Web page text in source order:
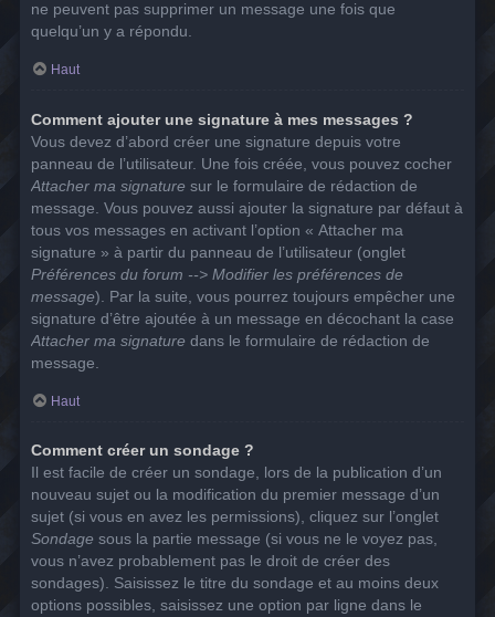
ne peuvent pas supprimer un message une fois que
quelqu’un y a répondu.
Haut
Comment ajouter une signature à mes messages ?
Vous devez d’abord créer une signature depuis votre
panneau de l’utilisateur. Une fois créée, vous pouvez cocher
Attacher ma signature sur le formulaire de rédaction de
message. Vous pouvez aussi ajouter la signature par défaut à
tous vos messages en activant l’option « Attacher ma
signature » à partir du panneau de l’utilisateur (onglet
Préférences du forum --> Modifier les préférences de
message). Par la suite, vous pourrez toujours empêcher une
signature d’être ajoutée à un message en décochant la case
Attacher ma signature dans le formulaire de rédaction de
message.
Haut
Comment créer un sondage ?
Il est facile de créer un sondage, lors de la publication d’un
nouveau sujet ou la modification du premier message d’un
sujet (si vous en avez les permissions), cliquez sur l’onglet
Sondage sous la partie message (si vous ne le voyez pas,
vous n’avez probablement pas le droit de créer des
sondages). Saisissez le titre du sondage et au moins deux
options possibles, saisissez une option par ligne dans le